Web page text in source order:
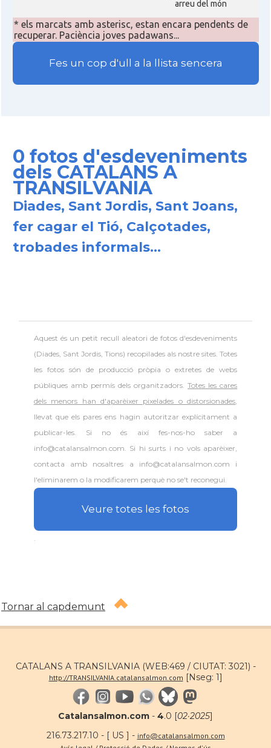
arreu del món
* els marcats amb asterisc, estan encara pendents de
recuperar. Paciència joves padawans...
Fes un cop d'ull a la llista sencera
0 fotos d'esdeveniments
dels CATALANS A
TRANSILVANIA
Diades, Sant Jordis, Sant Joans,
fer cagar el Tió, Calçotades,
trobades informals...
Aquest és un petit recull aleatori defotos d'esdeveniments
(Diades, Sant Jordis, Tions) recopilades als nostre sites. Totes
les fotos són de producció pròpia o extretes de webs
públiques amb permís dels organitzadors.Totes les cares
dels menors han d'aparèixer pixelades o distorsionades,
llevat que els pares ens hagin autoritzar explícitament a
publicar-les. Si no és així fes-nos-ho saber a
info@catalansalmon.com. Si hi surts i no vols aparèixer,
contacta amb nosaltres a info@catalansalmon.com i
l'eliminarem o la modificarem perquè no se't reconegui.
Veure totes les fotos
Tornar al capdemunt
CATALANS A TRANSILVANIA (WEB:469 / CIUTAT: 3021) -
http://TRANSILVANIA.catalansalmon.com [Nseg: 1]
Catalansalmon.com - 4.0 [02·2025]
216.73.217.10 - [ US ] - info@catalansalmon.com